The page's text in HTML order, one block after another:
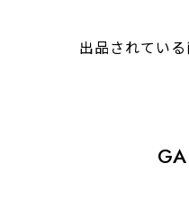
出品されている